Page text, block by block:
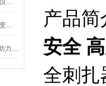
产品简
安全
全刺扎